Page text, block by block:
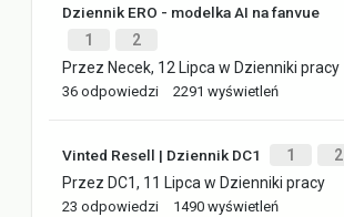
Dziennik ERO - modelka AI na fanvue
1
2
Przez Necek, 12 Lipca w Dzienniki pracy
36 odpowiedzi 2291 wyświetleń
Vinted Resell | Dziennik DC1 1
2
Przez DC1, 11 Lipca w Dzienniki pracy
23 odpowiedzi 1490 wyświetleń